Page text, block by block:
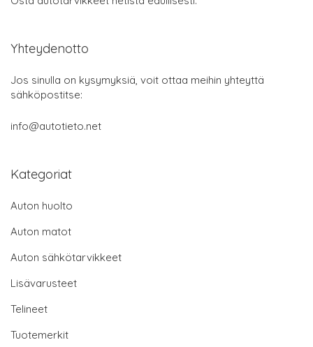
Yhteydenotto
Jos sinulla on kysymyksiä, voit ottaa meihin yhteyttä
sähköpostitse:
info@autotieto.net
Kategoriat
Auton huolto
Auton matot
Auton sähkötarvikkeet
Lisävarusteet
Telineet
Tuotemerkit